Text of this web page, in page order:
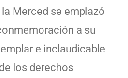
Merced se emplazó
a su
e inclaudicable
los derechos